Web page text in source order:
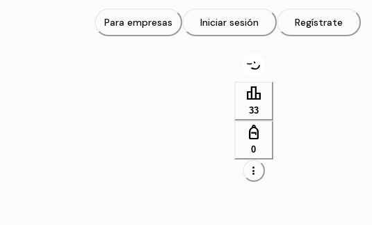
leaderboard
33
personal_bag
0
more_vert
Para empresas Iniciar sesión Regístrate